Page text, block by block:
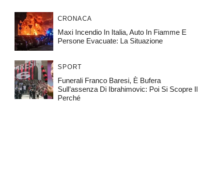
CRONACA
Maxi Incendio In Italia, Auto In Fiamme E
Persone Evacuate: La Situazione
SPORT
Funerali Franco Baresi, È Bufera
Sull’assenza Di Ibrahimovic: Poi Si Scopre Il
Perché